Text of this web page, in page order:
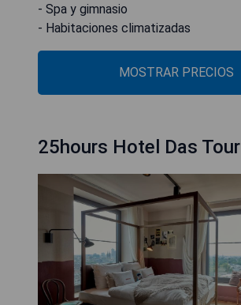
- Spa y gimnasio
- Habitaciones climatizadas
MOSTRAR PRECIOS
25hours Hotel Das Tour